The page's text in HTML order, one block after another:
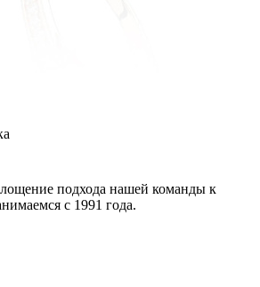
подхода нашей команды к
с 1991 года.